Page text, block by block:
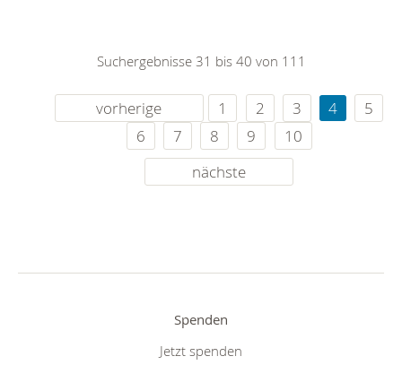
Suchergebnisse 31 bis 40 von 111
vorherige 1 2 3 4
5
6
7 8 9
10
nächste
Spenden
Jetzt spenden